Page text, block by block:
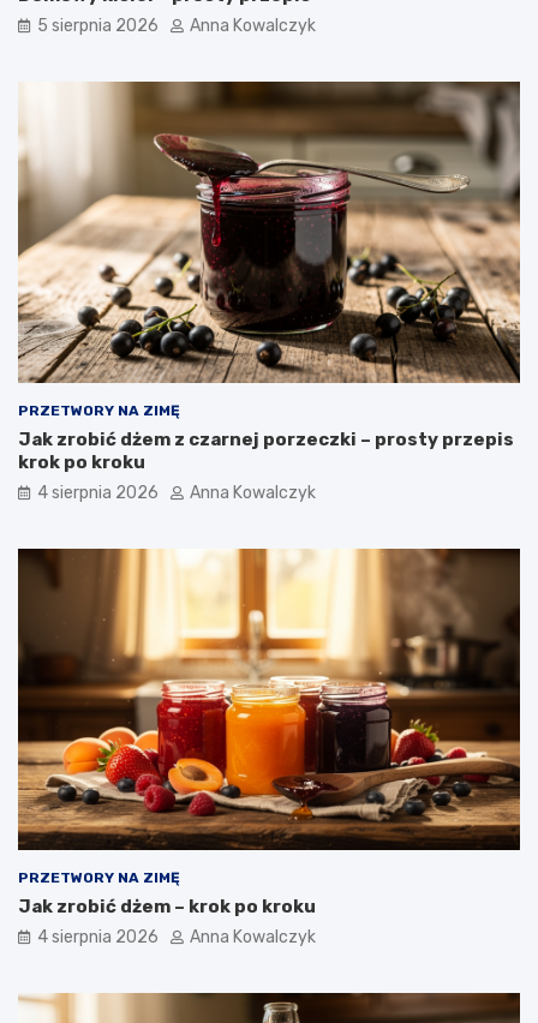
5 sierpnia 2026 Anna Kowalczyk
PRZETWORY NA ZIMĘ
Jak zrobić dżem z czarnej porzeczki – prosty przepis
krok po kroku
4 sierpnia 2026 Anna Kowalczyk
PRZETWORY NA ZIMĘ
Jak zrobić dżem – krok po kroku
4 sierpnia 2026 Anna Kowalczyk